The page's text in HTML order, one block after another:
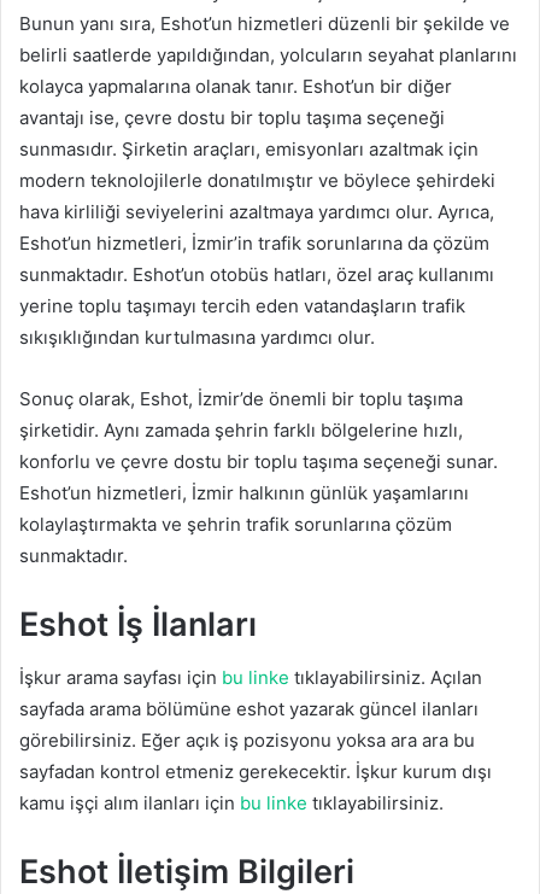
Bunun yanı sıra, Eshot’un hizmetleri düzenli bir şekilde ve
belirli saatlerde yapıldığından, yolcuların seyahat planlarını
kolayca yapmalarına olanak tanır. Eshot’un bir diğer
avantajı ise, çevre dostu bir toplu taşıma seçeneği
sunmasıdır. Şirketin araçları, emisyonları azaltmak için
modern teknolojilerle donatılmıştır ve böylece şehirdeki
hava kirliliği seviyelerini azaltmaya yardımcı olur. Ayrıca,
Eshot’un hizmetleri, İzmir’in trafik sorunlarına da çözüm
sunmaktadır. Eshot’un otobüs hatları, özel araç kullanımı
yerine toplu taşımayı tercih eden vatandaşların trafik
sıkışıklığından kurtulmasına yardımcı olur.
Sonuç olarak, Eshot, İzmir’de önemli bir toplu taşıma
şirketidir. Aynı zamada şehrin farklı bölgelerine hızlı,
konforlu ve çevre dostu bir toplu taşıma seçeneği sunar.
Eshot’un hizmetleri, İzmir halkının günlük yaşamlarını
kolaylaştırmakta ve şehrin trafik sorunlarına çözüm
sunmaktadır.
Eshot İş İlanları
İşkur arama sayfası için bu linke tıklayabilirsiniz. Açılan
sayfada arama bölümüne eshot yazarak güncel ilanları
görebilirsiniz. Eğer açık iş pozisyonu yoksa ara ara bu
sayfadan kontrol etmeniz gerekecektir. İşkur kurum dışı
kamu işçi alım ilanları için bu linke tıklayabilirsiniz.
Eshot İletişim Bilgileri